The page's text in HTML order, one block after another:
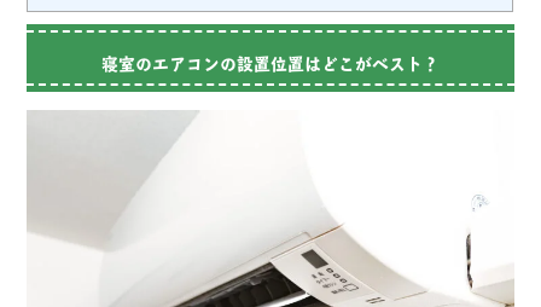
寝室のエアコンの設置位置はどこがベスト？